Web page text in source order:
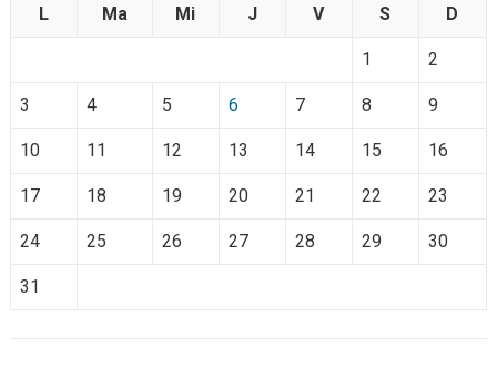
L Ma Mi J V S D
1 2
3 4 5 6 7 8 9
10 11 12 13 14 15 16
17 18 19 20 21 22 23
24 25 26 27 28 29 30
31